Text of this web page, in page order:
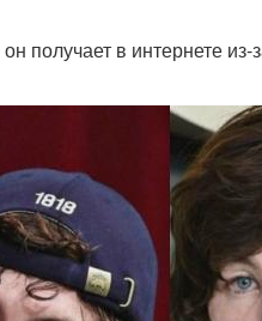
получает в интернете